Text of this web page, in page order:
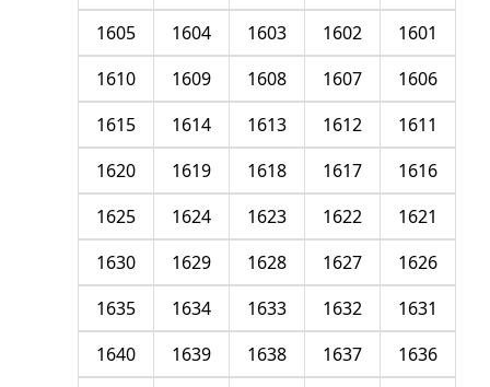
1601
1602
1603
1604
1605
1606
1607
1608
1609
1610
1611
1612
1613
1614
1615
1616
1617
1618
1619
1620
1621
1622
1623
1624
1625
1626
1627
1628
1629
1630
1631
1632
1633
1634
1635
1636
1637
1638
1639
1640